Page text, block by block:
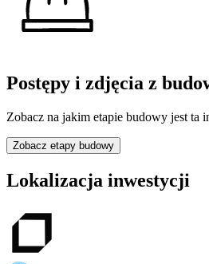
Postępy i zdjęcia z
Zobacz na jakim etapie budowy jest ta
Zobacz etapy budowy
Lokalizacja inwestycji